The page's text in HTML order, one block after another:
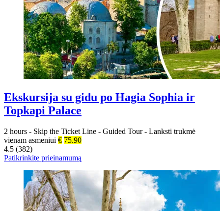
Ekskursija su gidu po Hagia Sophia ir
Topkapi Palace
2 hours - Skip the Ticket Line - Guided Tour - Lanksti trukmė
vienam asmeniui € 75.90
4.5 (382)
Patikrinkite prieinamumą